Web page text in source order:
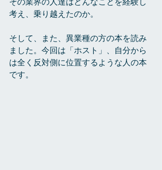
その業界の人達はどんなことを経験し
考え、乗り越えたのか。
そして、また、異業種の方の本を読み
ました。今回は「ホスト」、自分から
は全く反対側に位置するような人の本
です。